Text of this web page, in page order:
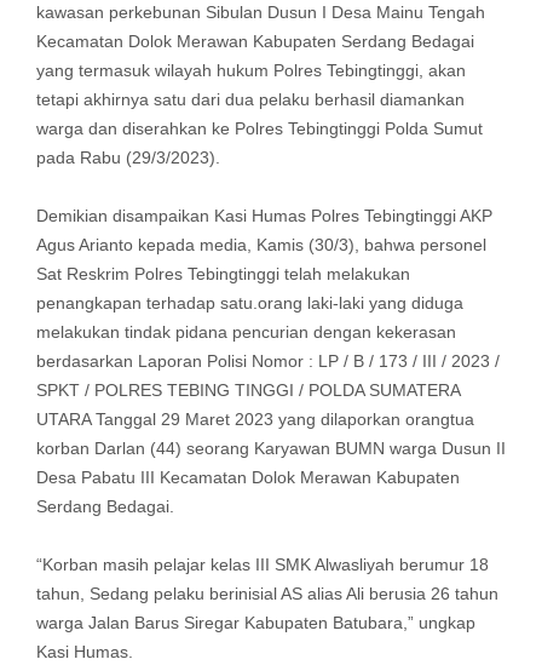
kawasan perkebunan Sibulan Dusun I Desa Mainu Tengah
Kecamatan Dolok Merawan Kabupaten Serdang Bedagai
yang termasuk wilayah hukum Polres Tebingtinggi, akan
tetapi akhirnya satu dari dua pelaku berhasil diamankan
warga dan diserahkan ke Polres Tebingtinggi Polda Sumut
pada Rabu (29/3/2023).
Demikian disampaikan Kasi Humas Polres Tebingtinggi AKP
Agus Arianto kepada media, Kamis (30/3), bahwa personel
Sat Reskrim Polres Tebingtinggi telah melakukan
penangkapan terhadap satu.orang laki-laki yang diduga
melakukan tindak pidana pencurian dengan kekerasan
berdasarkan Laporan Polisi Nomor : LP / B / 173 / III / 2023 /
SPKT / POLRES TEBING TINGGI / POLDA SUMATERA
UTARA Tanggal 29 Maret 2023 yang dilaporkan orangtua
korban Darlan (44) seorang Karyawan BUMN warga Dusun II
Desa Pabatu III Kecamatan Dolok Merawan Kabupaten
Serdang Bedagai.
“Korban masih pelajar kelas III SMK Alwasliyah berumur 18
tahun, Sedang pelaku berinisial AS alias Ali berusia 26 tahun
warga Jalan Barus Siregar Kabupaten Batubara,” ungkap
Kasi Humas.